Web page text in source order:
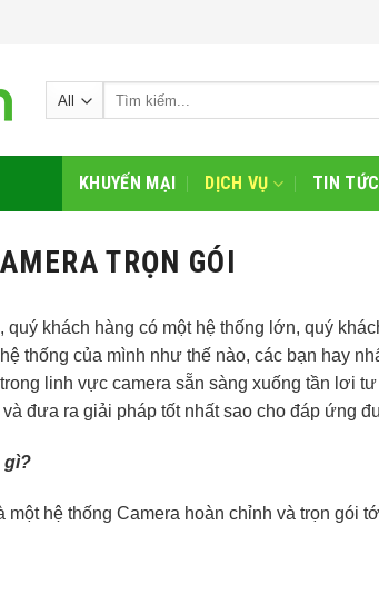
KHUYẾN MẠI DỊCH VỤ TIN TỨC
TRỌN GÓI
khách hàng có một hệ thống lớn, quý
thống của mình như thế nào, các bạn hay
linh vực camera sẵn sàng xuống tần lơi
đưa ra giải pháp tốt nhất sao cho đáp ứng
gì?
một hệ thống Camera hoàn chỉnh và trọn gói